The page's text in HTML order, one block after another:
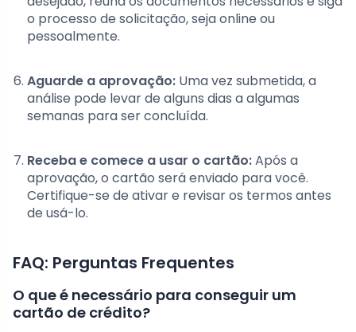
o processo de solicitação, seja online ou
pessoalmente.
Aguarde a aprovação: Uma vez submetida, a
análise pode levar de alguns dias a algumas
semanas para ser concluída.
Receba e comece a usar o cartão:Após a
aprovação, o cartão será enviado para você.
Certifique-se de ativar e revisar os termos antes
de usá-lo.
FAQ: Perguntas Frequentes
O que é necessário para conseguir um
cartão de crédito?